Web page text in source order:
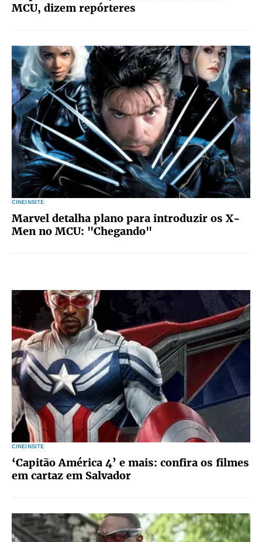
MCU, dizem repórteres
CINEINSITE
Marvel detalha plano para introduzir os X-
Men no MCU: "Chegando"
CINEINSITE
‘Capitão América 4’ e mais: confira os filmes
em cartaz em Salvador